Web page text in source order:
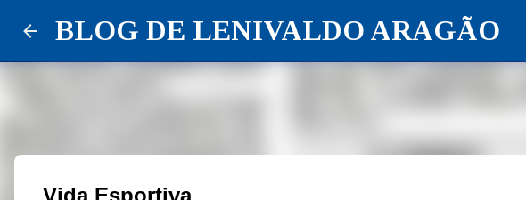
BLOG DE LENIVALDO ARAGÃO
Vida Esportiva